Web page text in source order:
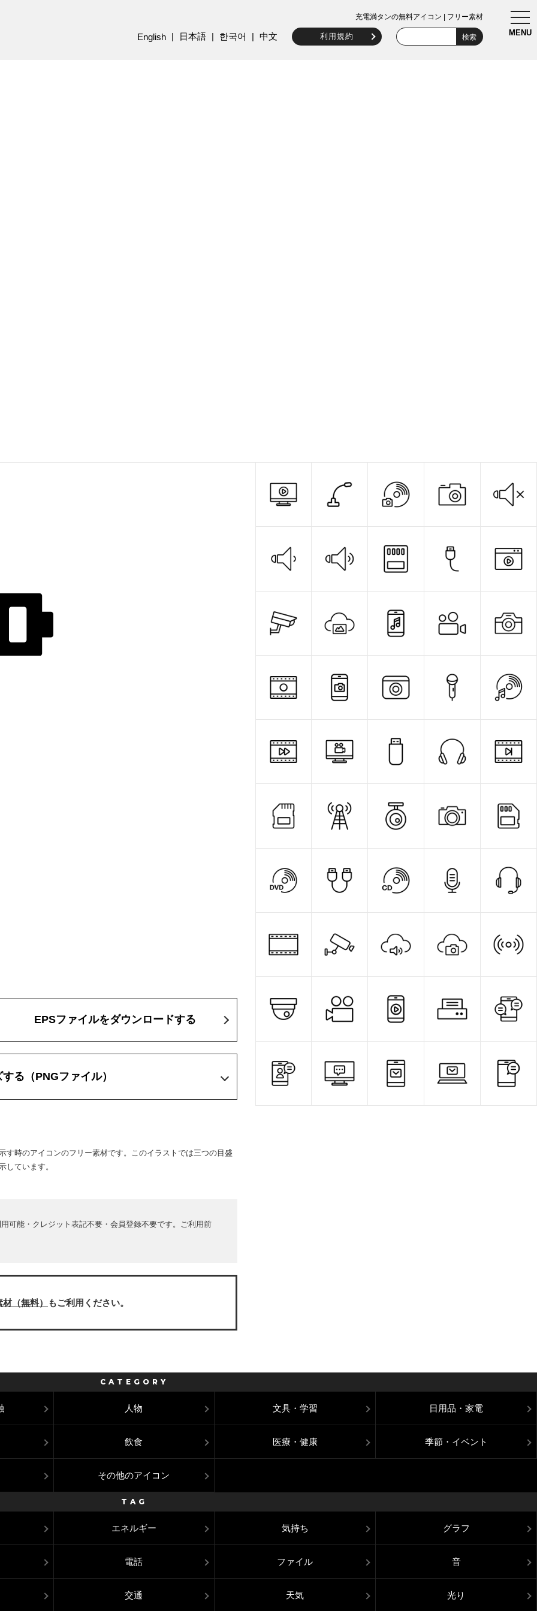
MENU
充電満タンの無料アイコン | フリー素材
English 日本語 한국어 中文 利用規約
EPSファイルをダウンロードする
する （PNGファイル）
時のアイコンのフリー素材です。このイラストでは三つの目盛
しています。
可能・クレジット表記不要・会員登録不要です。ご利用前
（無料） もご利用ください。
CATEGORY
人物 文具・学習 日用品・家電
飲食 医療・健康 季節・イベント
その他のアイコン
TAG
エネルギー 気持ち グラフ
電話 ファイル 音
交通 天気 光り